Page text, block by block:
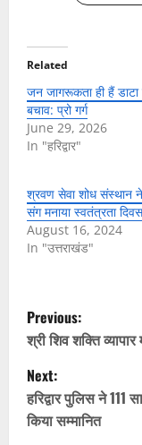
Related
जन जागरूकता ही हैं
बचाव: प्रो गर्ग
June 29, 2026
In "हरिद्वार"
श्रवण सेवा शोध संस्थान
संग मनाया स्वतंत्रता दिवस
August 16, 2024
In "उत्तराखंड"
P
o
s
t
Previous:
श्री शिव शक्ति
Next:
हरिद्वार पुलिस ने
किया सम्मानित